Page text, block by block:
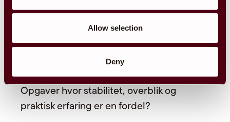
Allow selection
Deny
IT og teknologi
Har I brug for ekstra hjælp til IT-relaterede
opgaver i jeres daglige drift?
Opgaver hvor stabilitet, overblik og
praktisk erfaring er en fordel?